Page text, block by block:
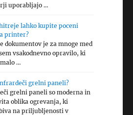
uporabljajo …
lahko kupite poceni
printer?
dokumentov je za mnoge med
vsakodnevno opravilo, ki
…
grelni paneli?
grelni paneli so moderna in
oblika ogrevanja, ki
na priljubljenosti v